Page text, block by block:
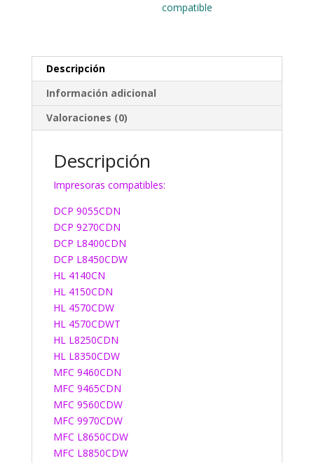
compatible
Descripción
Información adicional
Valoraciones (0)
Descripción
Impresoras compatibles:
DCP 9055CDN
DCP 9270CDN
DCP L8400CDN
DCP L8450CDW
HL 4140CN
HL 4150CDN
HL 4570CDW
HL 4570CDWT
HL L8250CDN
HL L8350CDW
MFC 9460CDN
MFC 9465CDN
MFC 9560CDW
MFC 9970CDW
MFC L8650CDW
MFC L8850CDW